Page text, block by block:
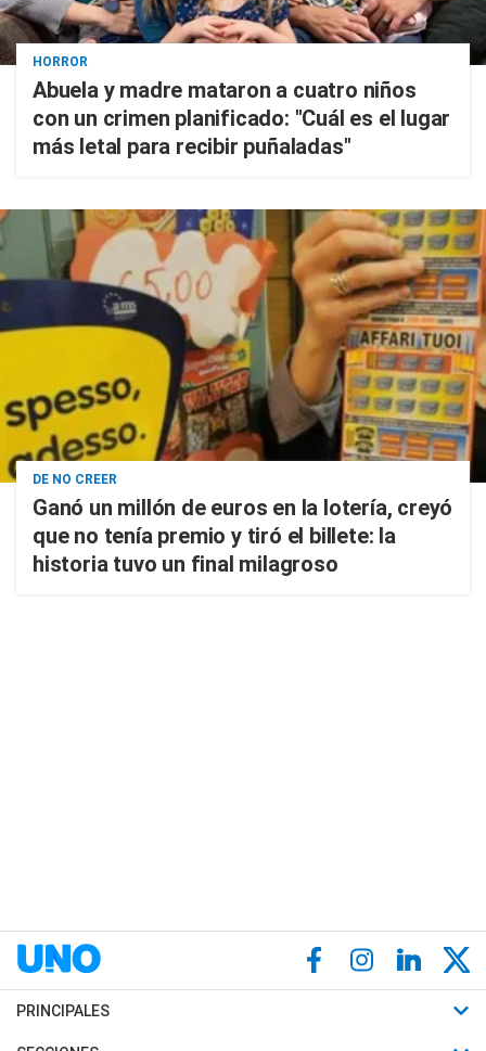
HORROR
Abuela y madre mataron a cuatro niños
con un crimen planificado: "Cuál es el lugar
más letal para recibir puñaladas"
DE NO CREER
Ganó un millón de euros en la lotería, creyó
que no tenía premio y tiró el billete: la
historia tuvo un final milagroso
PRINCIPALES